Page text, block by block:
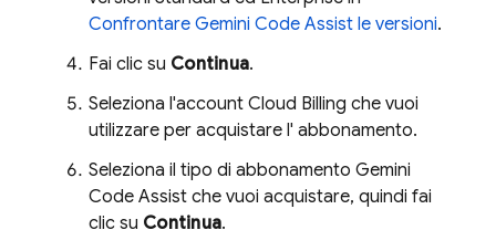
Confrontare Gemini Code Assist le versioni.
Fai clic su Continua.
Seleziona l'account Cloud Billing che vuoi
utilizzare per acquistare l' abbonamento.
Seleziona il tipo di abbonamento Gemini
Code Assist che vuoi acquistare, quindi fai
clic su Continua.